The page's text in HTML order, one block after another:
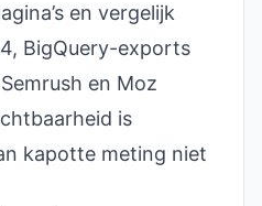
en vergelijk
BigQuery-exports
en Moz
is
kapotte meting niet